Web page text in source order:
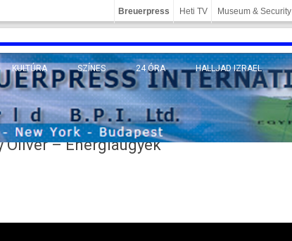
Breuerpress Heti TV Museum & Security
EURÓPA
KÖZEL-KELET
KULTÚRA
TUDOMÁNY
SZÍNES 24 ÓRA HALLJAD IZRAEL
Olivér – Energiaügyek